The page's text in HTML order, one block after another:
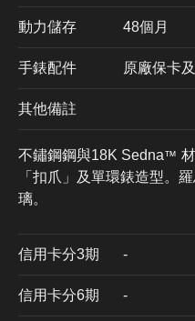
動力儲存 48個月
手錶配件 原廠保卡
其他備註
不鏽鋼鋼與18K Sedna™
「扣爪」及單環錶造型。
璃。
信用卡分3期 ​-
信用卡分6期 -